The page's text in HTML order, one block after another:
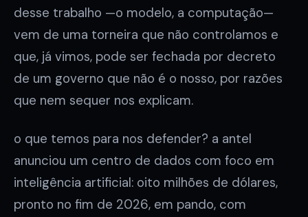
desse trabalho —o modelo, a computação—
vem de uma torneira que não controlamos e
que, já vimos, pode ser fechada por decreto
de um governo que não é o nosso, por razões
que nem sequer nos explicam.
o que temos para nos defender? a antel
anunciou um centro de dados com foco em
inteligência artificial: oito milhões de dólares,
pronto no fim de 2026, em pando, com